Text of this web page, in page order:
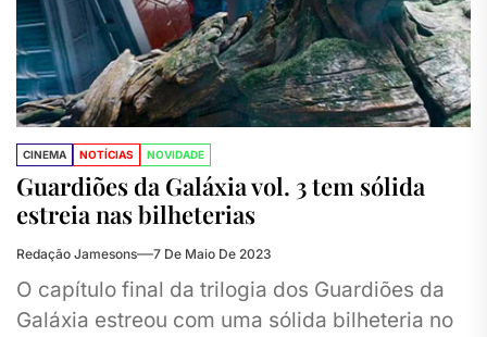
CINEMA NOTÍCIAS NOVIDADE
Guardiões da Galáxia vol. 3 tem sólida
estreia nas bilheterias
Redação Jamesons 7 De Maio De 2023
O capítulo final da trilogia dos Guardiões da
Galáxia estreou com uma sólida bilheteria no